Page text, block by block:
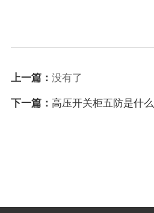
上一篇： 没有了
下一篇： 高压开关柜五防是什么